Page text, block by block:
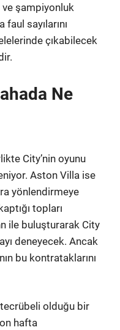
ve şampiyonluk
faul sayılarını
çıkabilecek
Ne
City’nin oyunu
Aston Villa ise
yönlendirmeye
topları
ile buluşturarak City
deneyecek. Ancak
bu kontrataklarını
olduğu bir
hafta